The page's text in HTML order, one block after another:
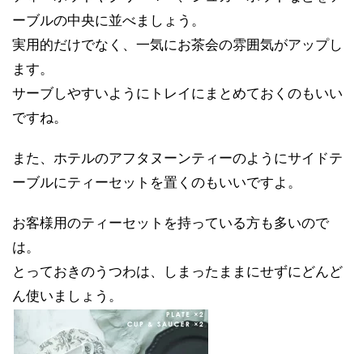
ーブルの中央に並べましょう。
実用的だけでなく、一気にお茶会の雰囲気がアップし
ます。
サーブしやすいようにトレイにまとめておくのもいい
ですね。
また、ホテルのアフタヌーンティーのようにサイドテ
ーブルにティーセットを置くのもいいですよ。
お客様用のティーセットを持っている方も多いので
は。
とっておきのうつわは、しまったままにせずにどんど
ん使いましょう。